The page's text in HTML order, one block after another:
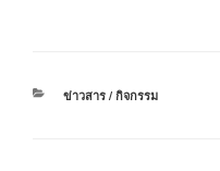
หมวด
ข่าวสาร / กิจกรรม